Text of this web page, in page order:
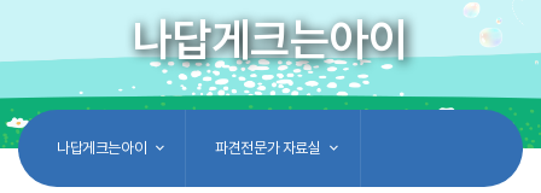
나답게크는아이
나답게크는아이 파견전문가 자료실